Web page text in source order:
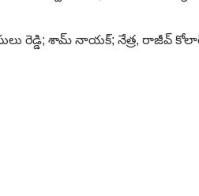
రెడ్డి; శామ్ నాయక్; నేత్ర, రాజీవ్